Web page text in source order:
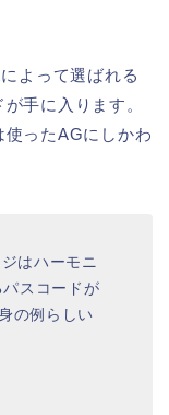
よって選ばれる
手に入ります。
ったAGにしかわ
はハーモニ
スコードが
の例らしい